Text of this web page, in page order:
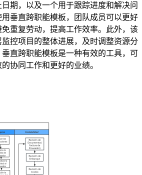
期，以及一个用于跟踪进度和解决问
垂直跨职能模板，团队成员可以更好
重复劳动，提高工作效率。此外，该
控项目的整体进展，及时调整资源分
直跨职能模板是一种有效的工具，可
协同工作和更好的业绩。